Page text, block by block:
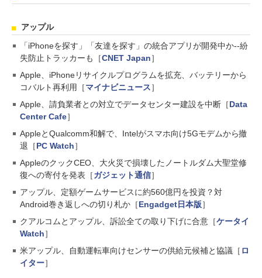
アップル
「iPhoneを探す」「友達を探す」の統合アプリが開発中か--紛
失防止トラッカーも［CNET Japan］
Apple、iPhoneリサイクルプログラムを拡充、バッテリーから
コバルト再利用［マイナビニュース］
Apple、請負業者との対立でデータセンター建設を中断［Data
Center Cafe］
AppleとQualcomm和解で、Intelがスマホ向け5Gモデムから撤
退［PC Watch］
AppleのクックCEO、大火災で損壊したノートルダム大聖堂修
復への寄付を発表［ガジェット通信］
アップル、定額ゲームサービスに約560億円を投資？対
Android巻き返しへの切り札か［Engadget日本版］
クアルコムとアップル、訴訟全ての取り下げに合意［ケータイ
Watch］
米アップル、自動運転車向けセンサーの供給元候補と協議［ ロ
イター］